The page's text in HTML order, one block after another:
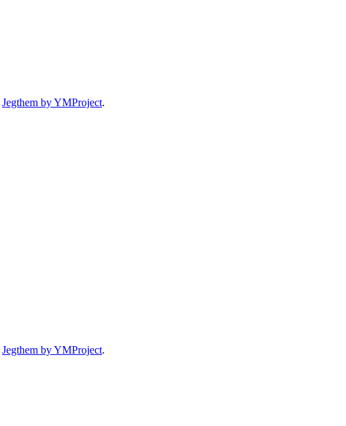
Jegthem by YMProject.
Jegthem by YMProject.